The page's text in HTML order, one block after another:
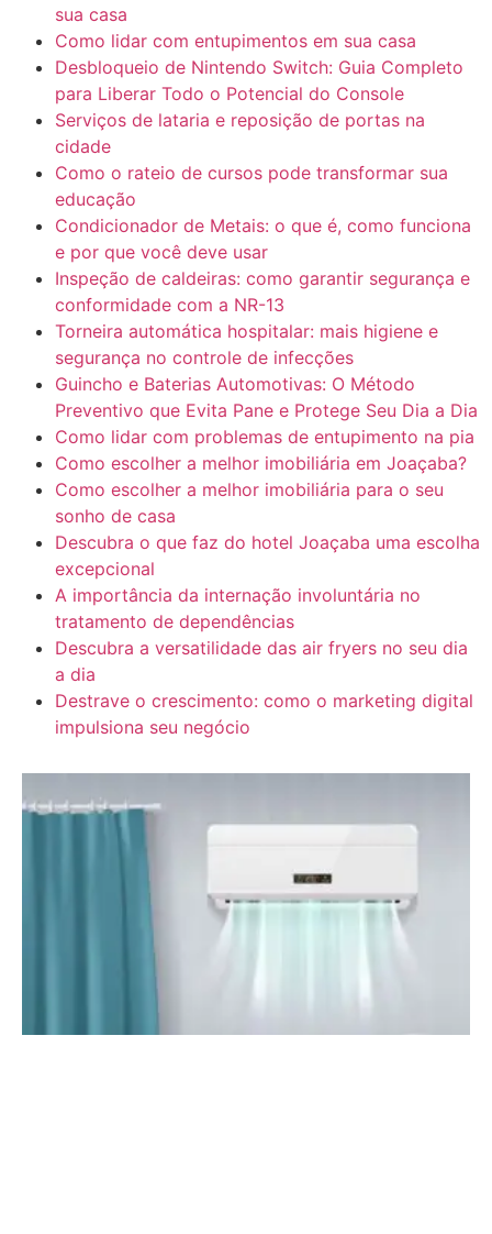
sua casa
Como lidar com entupimentos em sua casa
Desbloqueio de Nintendo Switch: Guia Completo
para Liberar Todo o Potencial do Console
Serviços de lataria e reposição de portas na
cidade
Como o rateio de cursos pode transformar sua
educação
Condicionador de Metais: o que é, como funciona
e por que você deve usar
Inspeção de caldeiras: como garantir segurança e
conformidade com a NR-13
Torneira automática hospitalar: mais higiene e
segurança no controle de infecções
Guincho e Baterias Automotivas: O Método
Preventivo que Evita Pane e Protege Seu Dia a Dia
Como lidar com problemas de entupimento na pia
Como escolher a melhor imobiliária em Joaçaba?
Como escolher a melhor imobiliária para o seu
sonho de casa
Descubra o que faz do hotel Joaçaba uma escolha
excepcional
A importância da internação involuntária no
tratamento de dependências
Descubra a versatilidade das air fryers no seu dia
a dia
Destrave o crescimento: como o marketing digital
impulsiona seu negócio